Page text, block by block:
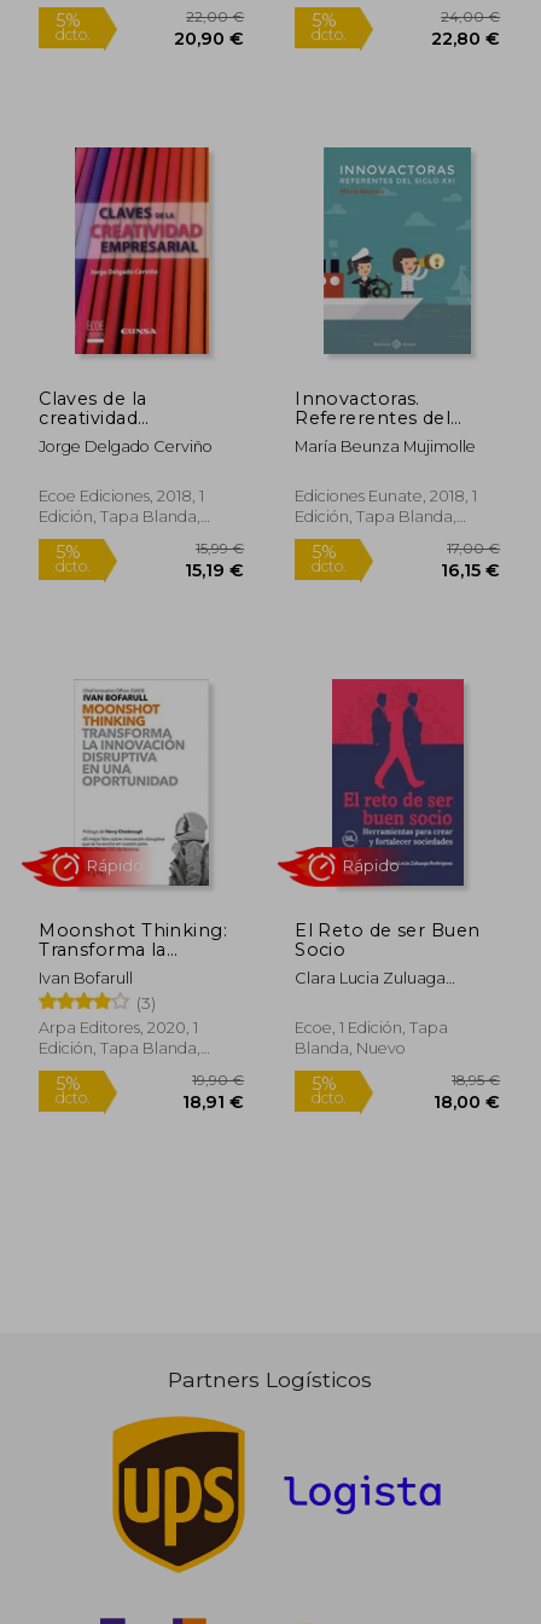
14,00 € dcto.
Edición, Tapa Blanda,
Nuevo
5%
dcto. 20,90 €
Rápido
5%
dcto.
Rápido
Claves de la
creatividad
empresarial - 1ra
edición
Jorge Delgado Cerviño
Ecoe Ediciones, 2018, 1
Edición, Tapa Blanda,
Nuevo
15,99 €
15,19 €
Innovactoras.
Refererentes del
Siglo xxi
María Beunza Mujimolle
Ediciones Eunate, 2018, 1
Edición, Tapa Blanda,
Nuevo
5%
Moonshot Thinking:
Transforma la
Innovacion Disruptiva
en una Oportunidad
Ivan Bofarull
(3)
Arpa Editores, 2020, 1
Edición, Tapa Blanda,
Nuevo
El Reto de ser Buen
Socio
Clara Lucia Zuluaga
Ecoe, 1 Edición, Tapa
Blanda, Nuevo
Partners Logísticos